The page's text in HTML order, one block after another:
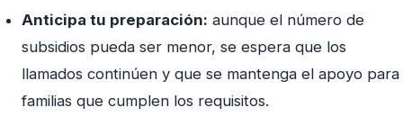
Anticipa tu preparación: aunque el número de
subsidios pueda ser menor, se espera que los
llamados continúen y que se mantenga el apoyo para
familias que cumplen los requisitos.